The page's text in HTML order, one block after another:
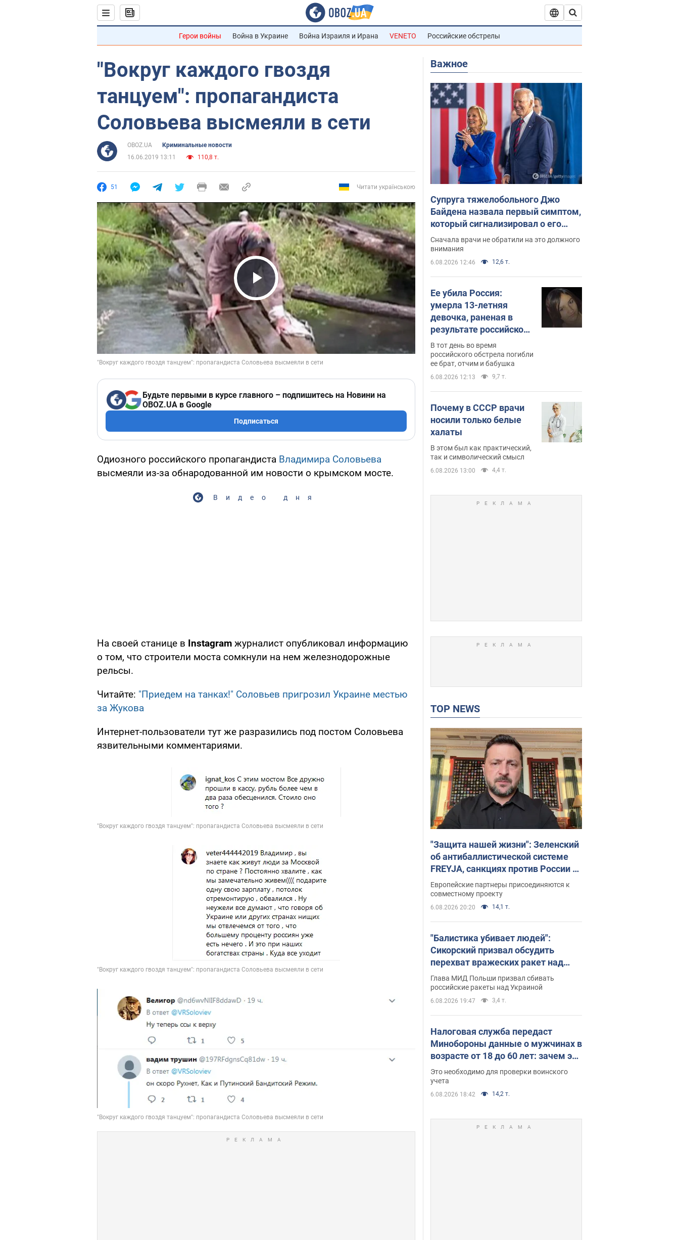
Герои войны Война в Украине Война Израиля и Ирана VENETO Российские обстрелы
"Вокруг каждого гвоздя
танцуем": пропагандиста
Соловьева высмеяли в сети
OBOZ.UA
Криминальные новости
16.06.2019 13:11
110,8 т.
51 Читати українською
Play Video
Будьте первыми в курсе главного – подпишитесь на Новини на
OBOZ.UA в Google
Подписаться
Одиозного российского пропагандиста Владимира Соловьева
высмеяли из-за обнародованной им новости о крымском мосте.
Видео дня
На своей станице в Instagram журналист опубликовал информацию
о том, что строители моста сомкнули на нем железнодорожные
рельсы.
Читайте: "Приедем на танках!" Соловьев пригрозил Украине местью
за Жукова
Интернет-пользователи тут же разразились под постом Соловьева
язвительными комментариями.
Важное
Супруга тяжелобольного Джо
Байдена назвала первый симптом,
который сигнализировал о его
"агрессивном" раке
Сначала врачи не обратили на это должного
внимания
6.08.2026 12:46 12,6 т.
Ее убила Россия:
умерла 13-летняя
девочка, раненая в
результате российской
атаки на Сумскую
область. Фото
В тот день во время
российского обстрела погибли
ее брат, отчим и бабушка
6.08.2026 12:13 9,7 т.
Почему в СССР врачи
носили только белые
халаты
В этом был как практический,
так и символический смысл
6.08.2026 13:00 4,4 т.
TOP NEWS
"Защита нашей жизни": Зеленский
об антибаллистической системе
FREYJA, санкциях против России и
поддержке аграриев. Видео
Европейские партнеры присоединяются к
совместному проекту
6.08.2026 20:20 14,1 т.
"Балистика убивает людей":
Сикорский призвал обсудить
перехват вражеских ракет над
Украиной
Глава МИД Польши призвал сбивать
российские ракеты над Украиной
6.08.2026 19:47 3,4 т.
Налоговая служба передаст
Минобороны данные о мужчинах в
возрасте от 18 до 60 лет: зачем это
нужно
Это необходимо для проверки воинского
учета
6.08.2026 18:42 14,2 т.